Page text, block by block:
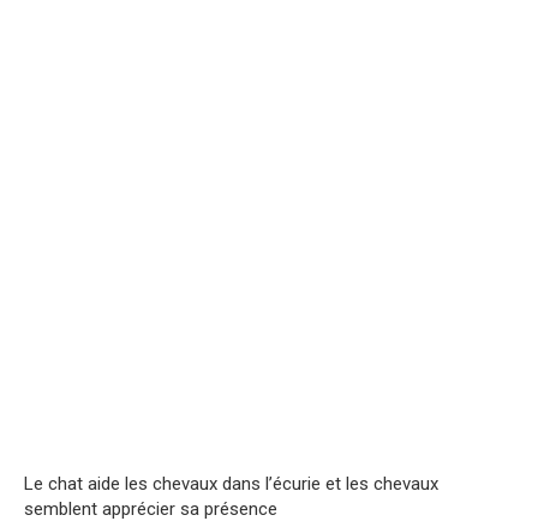
Le chat aide les chevaux dans l’écurie et les chevaux
semblent apprécier sa présence